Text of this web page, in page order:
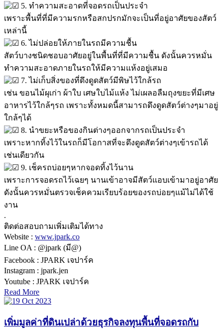
5. ทำความสะอาดที่จอดรถเป็นประจำ
เพราะพื้นที่ที่มีความรกหรือสกปรกมักจะเป็นที่อยู่อาศัยของสัตว์
เหล่านี้
6. ไม่ปล่อยให้ภายในรถมีความชื้น
สัตว์บางชนิดชอบอาศัยอยู่ในพื้นที่ที่มีความชื้น ดังนั้นควรหมั่น
ทำความสะอาดภายในรถให้มีความแห้งอยู่เสมอ
7. ไม่เก็บสิ่งของที่ดึงดูดสัตว์มีพิษไว้ใกล้รถ
เช่น ขอนไม้ผุเก่า ผ้าใบ เศษใบไม้แห้ง ไม่เผลอลืมถุงขยะที่มีเศษ
อาหารไว้ใกล้ๆรถ เพราะทั้งหมดนี้สามารถดึงดูดสัตว์ต่างๆมาอยู่
ใกล้ๆได้
8. นำขยะหรือของกินต่างๆออกจากรถเป็นประจำ
เพราะหากทิ้งไว้ในรถก็มีโอกาสที่จะดึงดูดสัตว์ต่างๆเข้ารถได้
เช่นเดียวกัน
9. เช็ครถบ่อยๆหากจอดทิ้งไว้นาน
เพราะการจอดรถไว้เฉยๆ นานเข้าอาจมีสัตว์แอบเข้ามาอยู่อาศัย
ดังนั้นควรหมั่นตรวจเช็คควมเรียบร้อยของรถบ่อยๆแม้ไม่ได้ใช้
งาน
.
ติดต่อสอบถามเพิ่มเติมได้ทาง
Website : www.jpark.co
Line OA : @jpark (มี@)
Facebook : JPARK เจปาร์ค
Instagram : jpark.jen
Youtube : JPARK เจปาร์ค
Read More
เพิ่มมูลค่าที่ดินเปล่าด้วยธุรกิจลงทุนพื้นที่จอดรถกับ